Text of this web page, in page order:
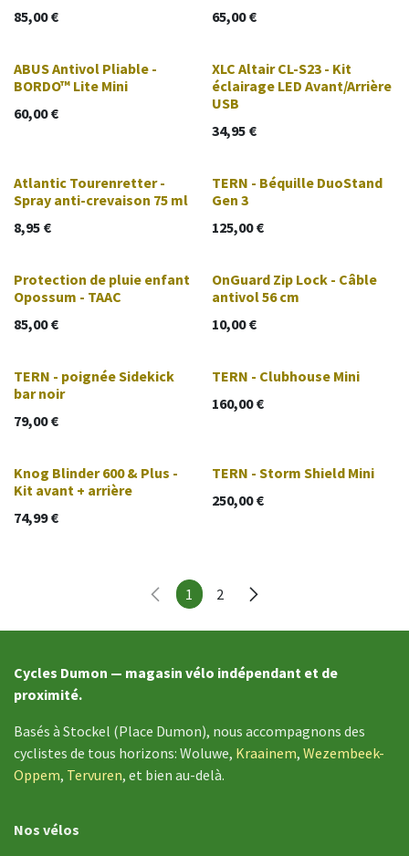
85,00€
65,00€
ABUS Antivol Pliable -
BORDO™ Lite Mini
60,00€
XLC Altair CL-S23 - Kit
éclairage LED Avant/Arrière
USB
34,95€
Atlantic Tourenretter -
Spray anti-crevaison 75 ml
8,95 €
TERN - Béquille DuoStand
Gen 3
125,00€
Protection de pluie enfant
Opossum - TAAC
85,00€
OnGuard Zip Lock - Câble
antivol 56 cm
10,00€
TERN - poignée Sidekick
bar noir
79,00€
TERN - Clubhouse Mini
160,00€
Knog Blinder 600 & Plus -
Kit avant + arrière
74,99€
TERN - Storm Shield Mini
250,00€
1 2
Cycles Dumon — magasin vélo indépendant et de
proximité.
Basés à Stockel (Place Dumon), nous accompagnons des
cyclistes de tous horizons: Woluwe, Kraainem, Wezembeek-
Oppem, Tervuren, et bien au-delà.
Nos vélos